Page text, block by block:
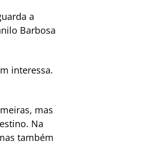
a
Barbosa
interessa.
mas
Na
também